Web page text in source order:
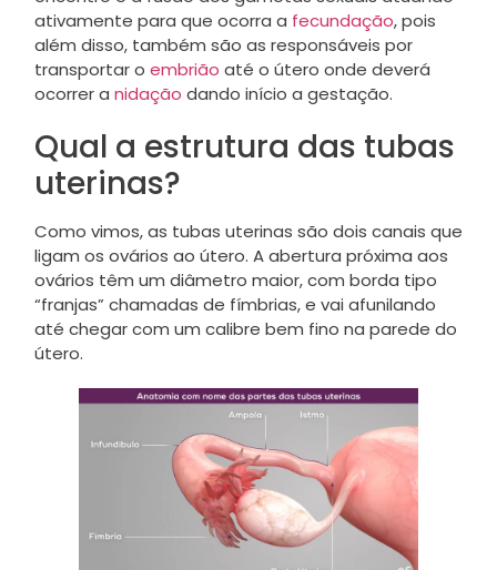
ativamente para que ocorra a fecundação, pois
além disso, também são as responsáveis por
transportar o embrião até o útero onde deverá
ocorrer a nidação dando início a gestação.
Qual a estrutura das tubas
uterinas?
Como vimos, as tubas uterinas são dois canais que
ligam os ovários ao útero. A abertura próxima aos
ovários têm um diâmetro maior, com borda tipo
“franjas” chamadas de fímbrias, e vai afunilando
até chegar com um calibre bem fino na parede do
útero.